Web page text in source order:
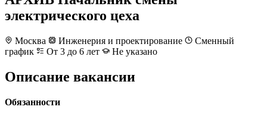
электрического цеха
Москва Инженерия и проектирование
Сменный
график
От 3 до 6 лет Не указано
Описание вакансии
Обязанности